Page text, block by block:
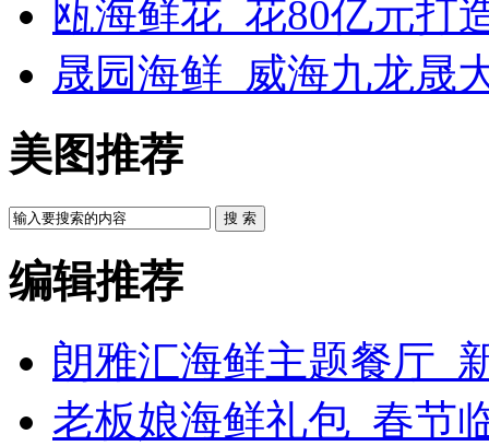
瓯海鲜花_花80亿元打
晟园海鲜_威海九龙晟
美图推荐
搜 索
编辑推荐
朗雅汇海鲜主题餐厅_
老板娘海鲜礼包_春节